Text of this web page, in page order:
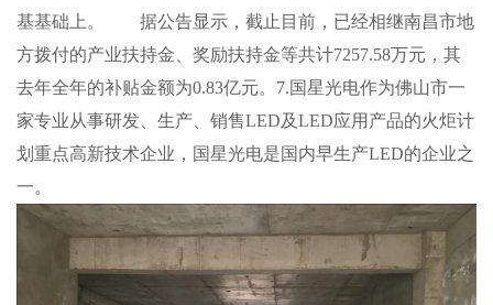
基基础上。 据公告显示，截止目前，已经相继南昌市地
方拨付的产业扶持金、奖励扶持金等共计7257.58万元，其
去年全年的补贴金额为0.83亿元。7.国星光电作为佛山市一
家专业从事研发、生产、销售LED及LED应用产品的火炬计
划重点高新技术企业，国星光电是国内早生产LED的企业之
一。